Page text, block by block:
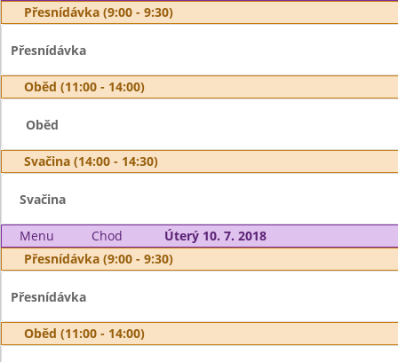
Přesnídávka (9:00 - 9:30)
Přesnídávka
Oběd (11:00 - 14:00)
Oběd
Svačina (14:00 - 14:30)
Svačina
Menu Chod
Úterý 10. 7. 2018
Přesnídávka (9:00 - 9:30)
Přesnídávka
Oběd (11:00 - 14:00)